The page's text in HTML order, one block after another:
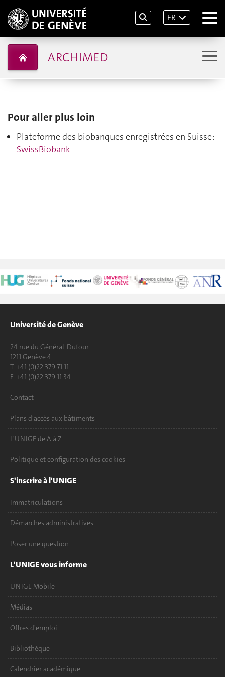
FR
ARCHIMED
Pour aller plus loin
Plateforme des biobanques enregistrées en Suisse :
SwissBiobank
Université de Genève
24 rue du Général-Dufour
1211 Genève 4
T. +41 (0)22 379 71 11
F. +41 (0)22 379 11 34
Contact
Plans d'accès aux bâtiments
L'UNIGE de A à Z
Politique et configuration des cookies
S'inscrire à l'UNIGE
Immatriculations
Démarches administratives
Poser une question
L'UNIGE vous informe
UNIGE Mobile
Médias
Offres d'emploi
Bibliothèque
Calendrier académique